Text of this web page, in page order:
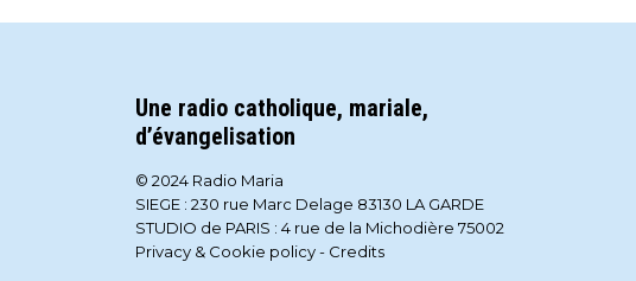
Une radio catholique, mariale,
d’évangelisation
© 2024 Radio Maria
SIEGE : 230 rue Marc Delage 83130 LA GARDE
STUDIO de PARIS : 4 rue de la Michodière 75002
Privacy & Cookie policy- Credits